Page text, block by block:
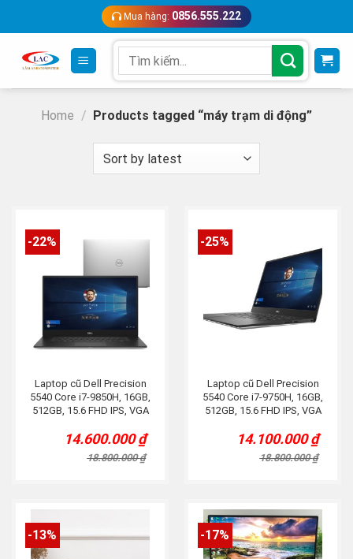
content
Mua hàng: 0856.555.222
for:
Home / Products tagged “máy trạm di động”
-22%
Laptop cũ Dell Precision
5540 Core i7-9850H, 16GB,
512GB, 15.6 FHD IPS, VGA
18.800.000₫
Original
price
was:
14.600.000₫
Current
price
is:
-25%
Laptop cũ Dell Precision
5540 Core i7-9750H, 16GB,
512GB, 15.6 FHD IPS, VGA
18.800.000₫
Original
price
was:
14.100.000₫
Current
price
is:
-13% -17%